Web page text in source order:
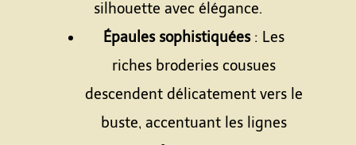
silhouette avec élégance.
Épaules sophistiquées: Les
riches broderies cousues
descendent délicatement vers le
buste, accentuant les lignes